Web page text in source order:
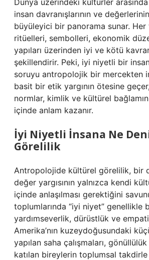
Dünya üzerindeki kültürler arasında
insan davranışlarının ve
büyüleyici bir panorama sunar.
ritüelleri, sembolleri, ekonomik
yapıları üzerinden iyi ve kötü
şekillendirir. Peki, iyi niyetli bir
soruyu antropolojik bir mercekten
basit bir etik yargının ötesine
normlar, kimlik ve kültürel bağlamın
içinde anlam kazanır.
İyi Niyetli İnsana Ne
Görelilik
Antropolojide kültürel görelilik, bir
değer yargısının yalnızca kendi
içinde anlaşılması gerektiğini
toplumlarında “iyi niyet” genellikle
yardımseverlik, dürüstlük ve empati
Amerika’nın kuzeydoğusundaki
yapılan saha çalışmaları,
katılan bireylerin toplumsal takdirle